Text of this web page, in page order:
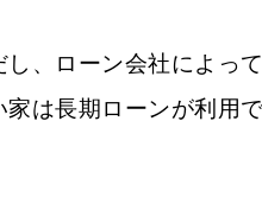
、ローン会社によっ
は長期ローンが利用で